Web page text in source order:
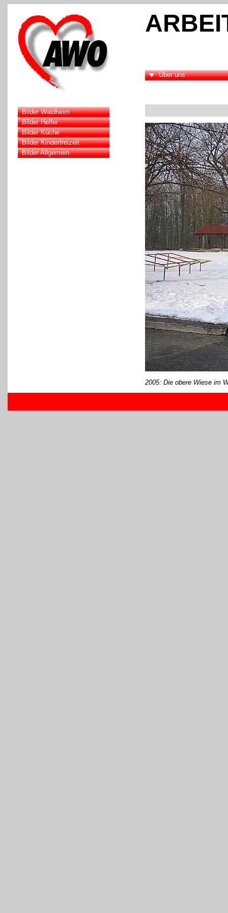
Über uns
Bilder Waldheim
Bilder Helfer
Bilder Küche
Bilder Kinderfreizeit
Bilder Allgemein
2005: Die obere Wiese im